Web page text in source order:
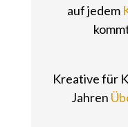
auf jedem
Kreative für
Jahren